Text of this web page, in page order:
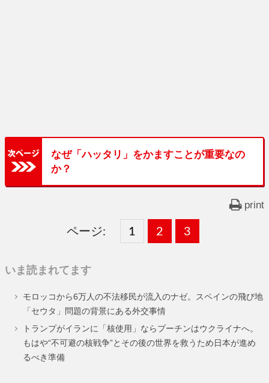
なぜ「ハッタリ」をかますことが重要なの
か？
print
ページ:
固
ー
ジ
1 ,
固
ー
ジ
2 ,
固
ー
ジ
3
いま読まれてます
モロッコから6万人の不法移民が流入のナゼ。スペインの飛び地
「セウタ」問題の背景にある外交事情
トランプがイランに「核使用」ならプーチンはウクライナへ。
もはや“不可避の核戦争”とその後の世界を救うため日本が進め
るべき準備